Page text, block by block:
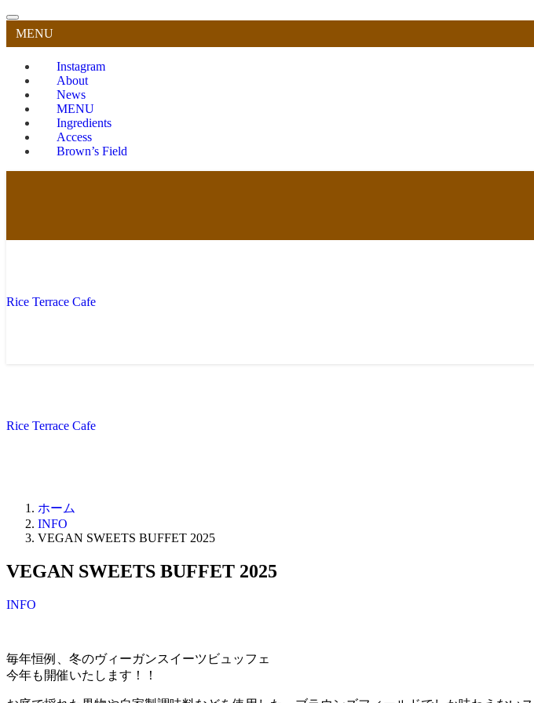
MENU
Instagram
About
News
MENU
Ingredients
Access
Brown’s Field
Rice Terrace Cafe
Rice Terrace Cafe
ホーム
INFO
VEGAN SWEETS BUFFET 2025
VEGAN SWEETS BUFFET 2025
INFO
毎年恒例、冬のヴィーガンスイーツビュッフェ
今年も開催いたします！！